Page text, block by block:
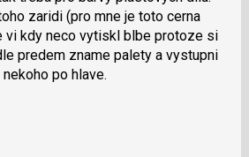
zaridi (pro mne je toto cerna
vi kdy neco vytiskl blbe protoze si
predem zname palety a vystupni
po hlave.